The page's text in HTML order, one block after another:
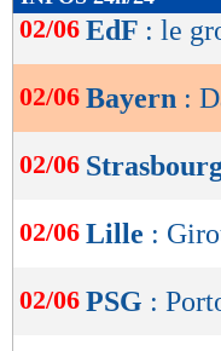
de
OK
02/06 EdF : le
02/06 Bayern :
02/06
02/06 Lille :
02/06 PSG :